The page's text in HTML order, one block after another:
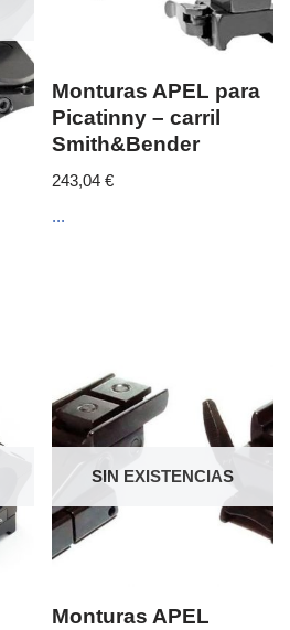
Monturas APEL para
Picatinny – carril
Smith&Bender
243,04€
...
SIN EXISTENCIAS
Monturas APEL